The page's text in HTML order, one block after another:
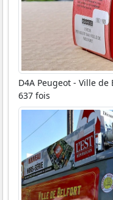
D4A Peugeot - Ville
637 fois